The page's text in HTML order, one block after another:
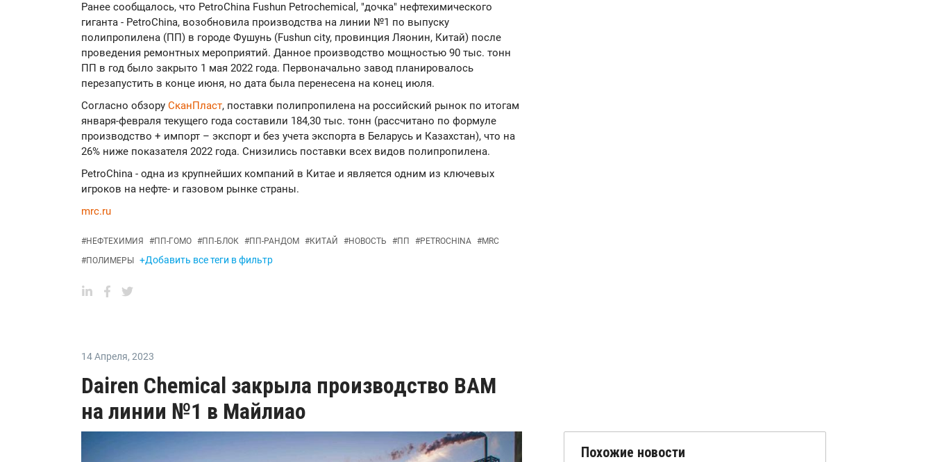
Ранее сообщалось, что PetroChina Fushun Petrochemical, "дочка" нефтехимического
гиганта - PetroChina, возобновила производства на линии №1 по выпуску
полипропилена (ПП) в городе Фушунь (Fushun city, провинция Ляонин, Китай) после
проведения ремонтных мероприятий. Данное производство мощностью 90 тыс. тонн
ПП в год было закрыто 1 мая 2022 года. Первоначально завод планировалось
перезапустить в конце июня, но дата была перенесена на конец июля.
Согласно обзору СканПласт, поставки полипропилена на российский рынок по итогам
января-февраля текущего года составили 184,30 тыс. тонн (рассчитано по формуле
производство + импорт – экспорт и без учета экспорта в Беларусь и Казахстан), что на
26% ниже показателя 2022 года. Снизились поставки всех видов полипропилена.
PetroChina - одна из крупнейших компаний в Китае и является одним из ключевых
игроков на нефте- и газовом рынке страны.
mrc.ru
#НЕФТЕХИМИЯ #ПП-ГОМО #ПП-БЛОК #ПП-РАНДОМ #КИТАЙ #НОВОСТЬ #ПП #PETROCHINA #MRC
#ПОЛИМЕРЫ +Добавить все теги в фильтр
14 Апреля, 2023
Dairen Chemical закрыла производство ВАМ
на линии №1 в Майлиао
Похожие новости